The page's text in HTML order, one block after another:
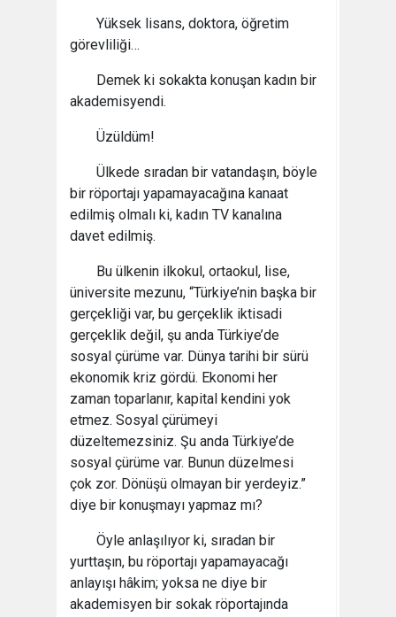
Yüksek lisans, doktora, öğretim
görevliliği…
Demek ki sokakta konuşan kadın bir
akademisyendi.
Üzüldüm!
Ülkede sıradan bir vatandaşın, böyle
bir röportajı yapamayacağına kanaat
edilmiş olmalı ki, kadın TV kanalına
davet edilmiş.
Bu ülkenin ilkokul, ortaokul, lise,
üniversite mezunu, “Türkiye’nin başka bir
gerçekliği var, bu gerçeklik iktisadi
gerçeklik değil, şu anda Türkiye’de
sosyal çürüme var. Dünya tarihi bir sürü
ekonomik kriz gördü. Ekonomi her
zaman toparlanır, kapital kendini yok
etmez. Sosyal çürümeyi
düzeltemezsiniz. Şu anda Türkiye’de
sosyal çürüme var. Bunun düzelmesi
çok zor. Dönüşü olmayan bir yerdeyiz.”
diye bir konuşmayı yapmaz mı?
Öyle anlaşılıyor ki, sıradan bir
yurttaşın, bu röportajı yapamayacağı
anlayışı hâkim; yoksa ne diye bir
akademisyen bir sokak röportajında